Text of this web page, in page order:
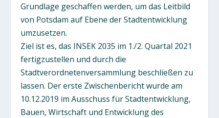
Grundlage geschaffen werden, um das Leitbild
von Potsdam auf Ebene der Stadtentwicklung
umzusetzen.
Ziel ist es, das INSEK 2035 im 1./2. Quartal 2021
fertigzustellen und durch die
Stadtverordnetenversammlung beschließen zu
lassen. Der erste Zwischenbericht wurde am
10.12.2019 im Ausschuss für Stadtentwicklung,
Bauen, Wirtschaft und Entwicklung des